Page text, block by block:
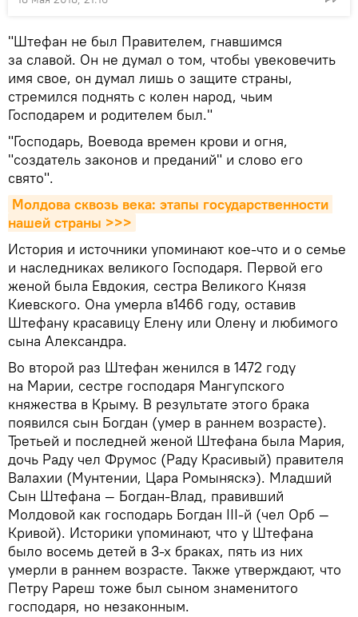
"Штефан не был Правителем, гнавшимся
за славой. Он не думал о том, чтобы увековечить
имя свое, он думал лишь о защите страны,
стремился поднять с колен народ, чьим
Господарем и родителем был."
"Господарь, Воевода времен крови и огня,
"создатель законов и преданий" и слово его
свято".
Молдова сквозь века: этапы государственности
нашей страны >>>
История и источники упоминают кое-что и о семье
и наследниках великого Господаря. Первой его
женой была Евдокия, сестра Великого Князя
Киевского. Она умерла в1466 году, оставив
Штефану красавицу Елену или Олену и любимого
сына Александра.
Во второй раз Штефан женился в 1472 году
на Марии, сестре господаря Мангупского
княжества в Крыму. В результате этого брака
появился сын Богдан (умер в раннем возрасте).
Третьей и последней женой Штефана была Мария,
дочь Раду чел Фрумос (Раду Красивый) правителя
Валахии (Мунтении, Цара Ромыняскэ). Младший
Сын Штефана — Богдан-Влад, правивший
Молдовой как господарь Богдан III-й (чел Орб —
Кривой). Историки упоминают, что у Штефана
было восемь детей в 3-х браках, пять из них
умерли в раннем возрасте. Также утверждают, что
Петру Рареш тоже был сыном знаменитого
господаря, но незаконным.